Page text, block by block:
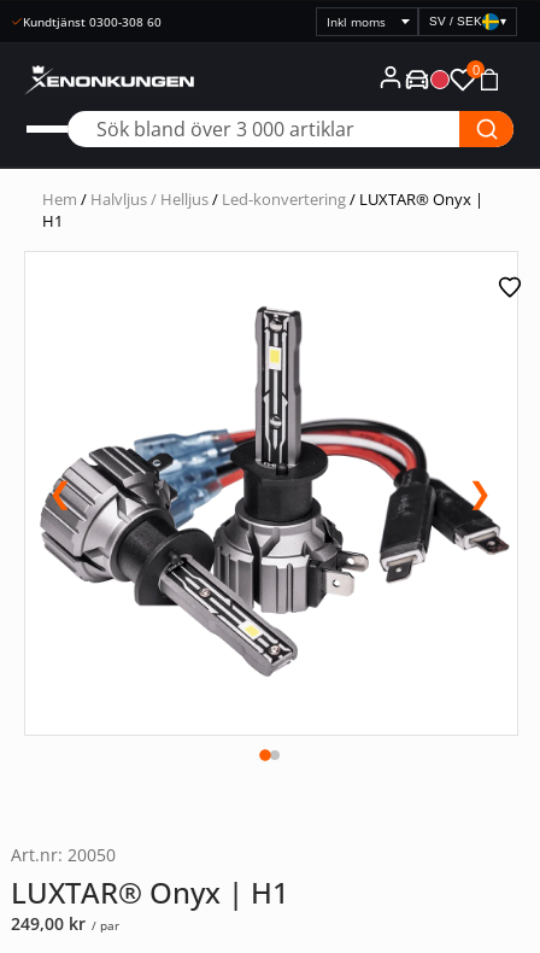
Kundtjänst 0300-308 60
Välj
prisvisning
SV / SEK ▾
0
Hem / Halvljus / Helljus/ Led-konvertering/ LUXTAR® Onyx |
H1
❮ ❯
Art.nr: 20050
LUXTAR® Onyx | H1
249,00 kr / par